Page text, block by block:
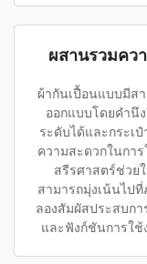
ผสานรวมคว
ผ้ากันเปื้อนแบบมีส
ออกแบบโดยคำนึ
ระดับได้และกระเ
ความสะดวกในกา
สรีรศาสตร์ช่วย
สามารถมุ่งเน้นไป
ลองสัมผัสประสบก
และฟังก์ชันการใ